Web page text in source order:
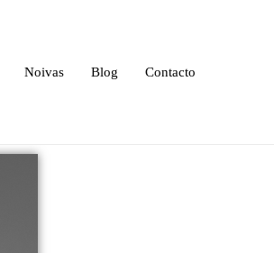
Noivas Blog Contacto